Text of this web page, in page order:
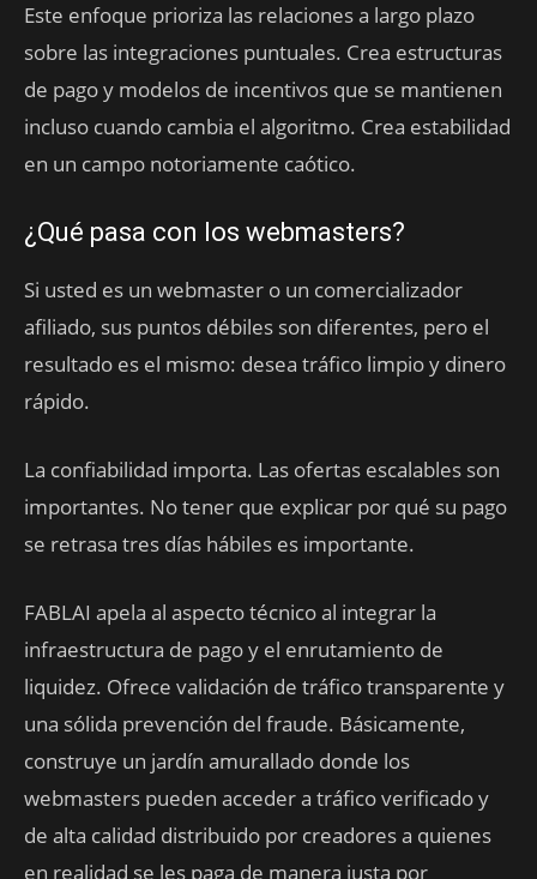
Este enfoque prioriza las relaciones a largo plazo
sobre las integraciones puntuales. Crea estructuras
de pago y modelos de incentivos que se mantienen
incluso cuando cambia el algoritmo. Crea estabilidad
en un campo notoriamente caótico.
¿Qué pasa con los webmasters?
Si usted es un webmaster o un comercializador
afiliado, sus puntos débiles son diferentes, pero el
resultado es el mismo: desea tráfico limpio y dinero
rápido.
La confiabilidad importa. Las ofertas escalables son
importantes. No tener que explicar por qué su pago
se retrasa tres días hábiles es importante.
FABLAI apela al aspecto técnico al integrar la
infraestructura de pago y el enrutamiento de
liquidez. Ofrece validación de tráfico transparente y
una sólida prevención del fraude. Básicamente,
construye un jardín amurallado donde los
webmasters pueden acceder a tráfico verificado y
de alta calidad distribuido por creadores a quienes
en realidad se les paga de manera justa por